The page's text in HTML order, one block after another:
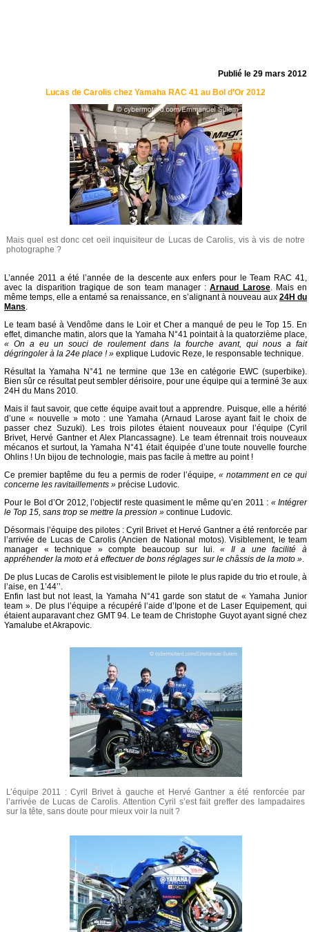
Publié le29 mars 2012
Lucas de Carolis chez Yamaha RAC 41 au Bol d’Or 2012
Mais quel est donc cet oeil inquisiteur de Lucas de Carolis, vis à vis de notre
photographe ?
L’année 2011 a été l’année de la descente aux enfers pour le Team RAC 41,
avec la disparition tragique de son team manager :Arnaud Larose. Mais en
même temps, elle a entamé sa renaissance, en s’alignant à nouveau aux24H du
Mans.
Le team basé à Vendôme dans le Loir et Cher a manqué de peu le Top 15. En
effet, dimanche matin, alors que la Yamaha N°41 pointait à la quatorzième place,
« On a eu un souci de roulement dans la fourche avant, qui nous a fait
dégringoler à la 24e place ! » explique Ludovic Reze, le responsable technique.
Résultat la Yamaha N°41 ne termine que 13e en catégorie EWC (superbike).
Bien sûr ce résultat peut sembler dérisoire, pour une équipe qui a terminé 3e aux
24H du Mans 2010.
Mais il faut savoir, que cette équipe avait tout a apprendre. Puisque, elle a hérité
d’une « nouvelle » moto : une Yamaha (Arnaud Larose ayant fait le choix de
passer chez Suzuki). Les trois pilotes étaient nouveaux pour l’équipe (Cyril
Brivet, Hervé Gantner et Alex Plancassagne). Le team étrennait trois nouveaux
mécanos et surtout, la Yamaha N°41 était équipée d’une toute nouvelle fourche
Ohlins ! Un bijou de technologie, mais pas facile à mettre au point !
Ce premier baptême du feu a permis de roder l’équipe,« notamment en ce qui
concerne les ravitaillements » précise Ludovic.
Pour le Bol d’Or 2012, l’objectif reste quasiment le même qu’en 2011 : « Intégrer
le Top 15, sans trop se mettre la pression » continue Ludovic.
Désormais l’équipe des pilotes : Cyril Brivet et Hervé Gantner a été renforcée par
l’arrivée de Lucas de Carolis (Ancien de National motos). Visiblement, le team
manager « technique » compte beaucoup sur lui.« Il a une facilité à
appréhender la moto et à effectuer de bons réglages sur le châssis de la moto ».
De plus Lucas de Carolis est visiblement le pilote le plus rapide du trio et roule, à
l’aise, en 1’44’’.
Enfin last but not least, la Yamaha N°41 garde son statut de « Yamaha Junior
team ». De plus l’équipe a récupéré l’aide d’Ipone et de Laser Equipement, qui
étaient auparavant chez GMT 94. Le team de Christophe Guyot ayant signé chez
Yamalube et Akrapovic.
L’équipe 2011 : Cyril Brivet à gauche et Hervé Gantner a été renforcée par
l’arrivée de Lucas de Carolis. Attention Cyril s’est fait greffer des lampadaires
sur la tête, sans doute pour mieux voir la nuit ?